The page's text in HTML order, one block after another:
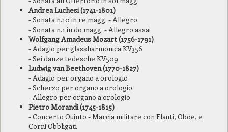
Andrea Luchesi (1741-1801)
- Sonata n.10 in re magg. - Allegro
- Sonata n.1 in do magg. - Allegro assai
Wolfgang Amadeus Mozart (1756-1791)
- Adagio per glassharmonica KV356
- Sei danze tedesche KV509
Ludwig van Beethoven (1770-1827)
- Adagio per organo a orologio
- Scherzo per organo a orologio
- Allegro per organo a orologio
Pietro Morandi (1745-1815)
- Concerto Quinto - Marcia militare con Flauti, Oboe, e
Corni Obbligati